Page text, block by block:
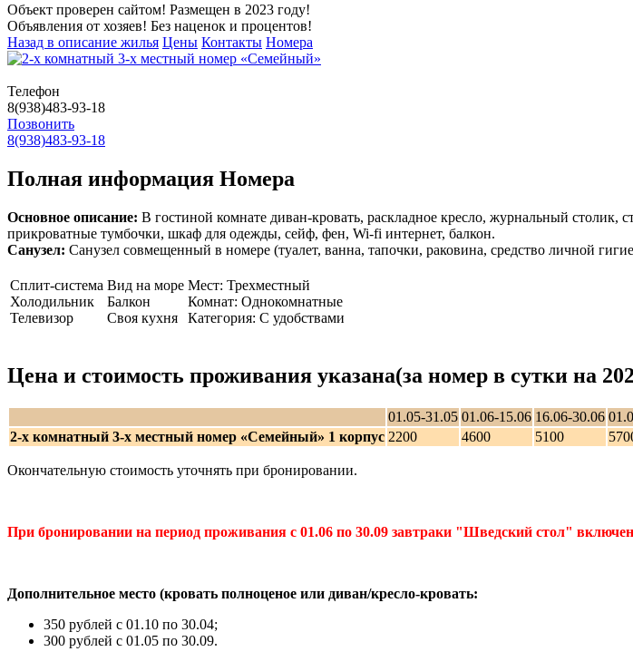
Объект проверен сайтом! Размещен в 2023 году!
Объявления от хозяев! Без наценок и процентов!
Назад в описание жилья Цены Контакты Номера
Телефон
8(938)483-93-18
Позвонить
8(938)483-93-18
Полная информация Номера
Основное описание: В гостиной комнате диван-кровать, раскладное кресло, журнальный столик,
прикроватные тумбочки, шкаф для одежды, сейф, фен, Wi-fi интернет, балкон.
Санузел: Санузел совмещенный в номере (туалет, ванна, тапочки, раковина, средство личной
Сплит-система
Холодильник
Телевизор
Вид на море
Балкон
Своя кухня
Мест: Трехместный
Комнат: Однокомнатные
Категория: С удобствами
Цена и стоимость проживания указана(за номер в сутки на
01.05-31.05 01.06-15.06 16.06-30.06
2-х комнатный 3-х местный номер «Семейный» 1 корпус 2200 4600 5100
Окончательную стоимость уточнять при бронировании.
При бронировании на период проживания с 01.06 по 30.09 завтраки "Шведский стол"
Дополнительное место (кровать полноценое или диван/кресло-кровать:
350 рублей с 01.10 по 30.04;
300 рублей с 01.05 по 30.09.